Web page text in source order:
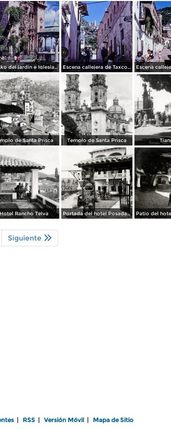
Kiosko del jardin e Iglesia de Taxco, Guerrero 1967. Escena callejera de Taxco, Guerrero 1967.
de Santa Prisca Templo de Santa Prisca
Rancho Telva Portada del hotel Posada de la Misión
Siguiente
RSS Versión Móvil Mapa de Sitio